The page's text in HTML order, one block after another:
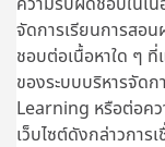
จัดการเรียนการสอ
ชอบต่อเนื้อหาใด ๆ ที่
ของระบบบริหารจัดก
Learning หรือต่อคว
เว็บไซต์ดังกล่าวการ